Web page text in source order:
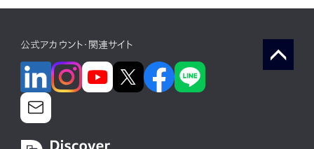
公式アカウント・関連サイト